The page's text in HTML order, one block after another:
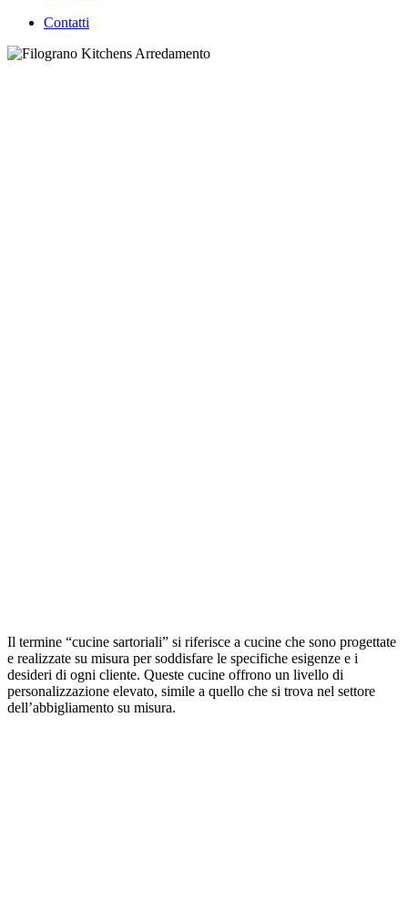
Contatti
Il termine “cucine sartoriali” si riferisce a cucine che sono progettate
e realizzate su misura per soddisfare le specifiche esigenze e i
desideri di ogni cliente. Queste cucine offrono un livello di
personalizzazione elevato, simile a quello che si trova nel settore
dell’abbigliamento su misura.